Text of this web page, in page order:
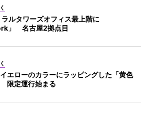
ルタワーズオフィス最上階に
」 名古屋2拠点目
イエローのカラーにラッピングした「黄色
限定運行始まる